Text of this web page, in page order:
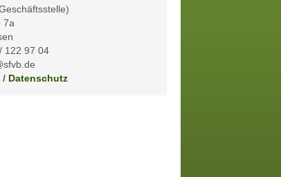
7a
122 97 04
/ Datenschutz